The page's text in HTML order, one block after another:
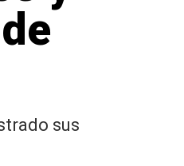
sus